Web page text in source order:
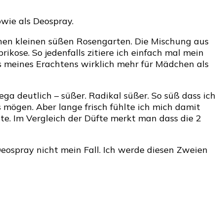
als Deospray.
kleinen süßen Rosengarten. Die Mischung aus
So jedenfalls zitiere ich einfach mal mein
Erachtens wirklich mehr für Mädchen als
deutlich – süßer. Radikal süßer. So süß dass ich
Aber lange frisch fühlte ich mich damit
Im Vergleich der Düfte merkt man dass die 2
nicht mein Fall. Ich werde diesen Zweien